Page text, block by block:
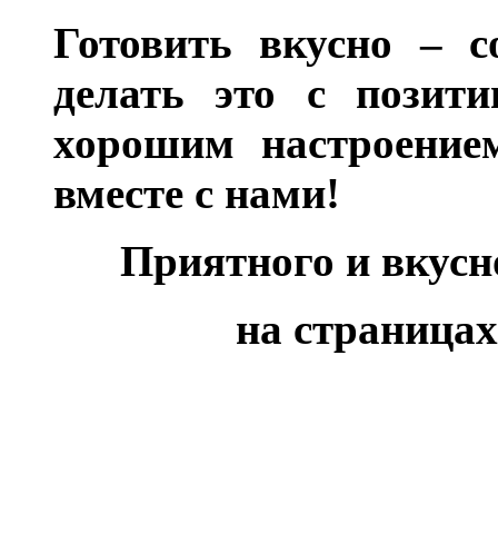
Готовить вкусно –
делать это с
хорошим
вместе с нами!
Приятного и
на